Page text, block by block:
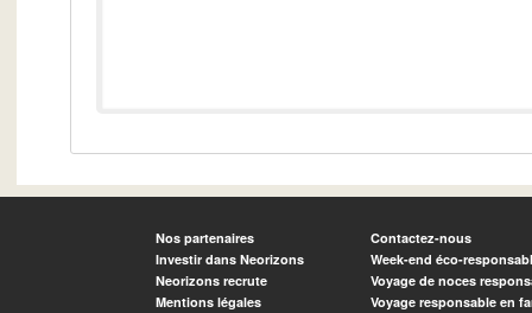
Nos partenaires
Investir dans Neorizons
Neorizons recrute
Mentions légales
Contactez-nous
Week-end éco-
Voyage de noces
Voyage responsable en